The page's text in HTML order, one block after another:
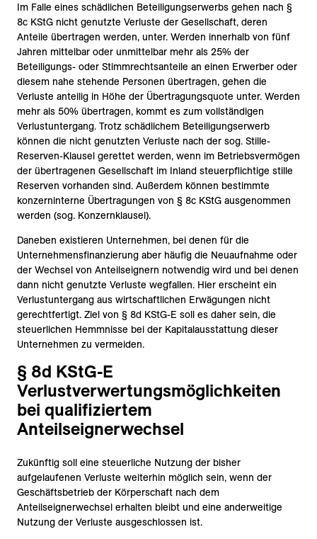
Im Falle eines schädlichen Beteiligungserwerbs gehen nach §
8c KStG nicht genutzte Verluste der Gesellschaft, deren
Anteile übertragen werden, unter. Werden innerhalb von fünf
Jahren mittelbar oder unmittelbar mehr als 25% der
Beteiligungs- oder Stimmrechtsanteile an einen Erwerber oder
diesem nahe stehende Personen übertragen, gehen die
Verluste anteilig in Höhe der Übertragungsquote unter. Werden
mehr als 50% übertragen, kommt es zum vollständigen
Verlustuntergang. Trotz schädlichem Beteiligungserwerb
können die nicht genutzten Verluste nach der sog. Stille-
Reserven-Klausel gerettet werden, wenn im Betriebsvermögen
der übertragenen Gesellschaft im Inland steuerpflichtige stille
Reserven vorhanden sind. Außerdem können bestimmte
konzerninterne Übertragungen von § 8c KStG ausgenommen
werden (sog. Konzernklausel).
Daneben existieren Unternehmen, bei denen für die
Unternehmensfinanzierung aber häufig die Neuaufnahme oder
der Wechsel von Anteilseignern notwendig wird und bei denen
dann nicht genutzte Verluste wegfallen. Hier erscheint ein
Verlustuntergang aus wirtschaftlichen Erwägungen nicht
gerechtfertigt. Ziel von § 8d KStG-E soll es daher sein, die
steuerlichen Hemmnisse bei der Kapitalausstattung dieser
Unternehmen zu vermeiden.
§ 8d KStG-E
Verlustverwertungsmöglichkeiten
bei qualifiziertem
Anteilseignerwechsel
Zukünftig soll eine steuerliche Nutzung der bisher
aufgelaufenen Verluste weiterhin möglich sein, wenn der
Geschäftsbetrieb der Körperschaft nach dem
Anteilseignerwechsel erhalten bleibt und eine anderweitige
Nutzung der Verluste ausgeschlossen ist.